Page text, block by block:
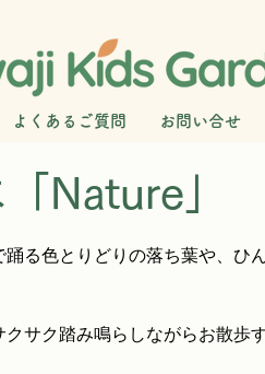
よくあるご質問 お問い合せ
Nature」
る色とりどりの落ち葉や、ひ
サク踏み鳴らしながらお散歩